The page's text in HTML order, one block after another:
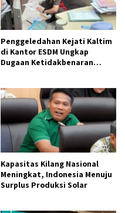
Penggeledahan Kejati Kaltim
di Kantor ESDM Ungkap
Dugaan Ketidakbenaran
Kapasitas Kilang Nasional
Meningkat, Indonesia Menuju
Surplus Produksi Solar